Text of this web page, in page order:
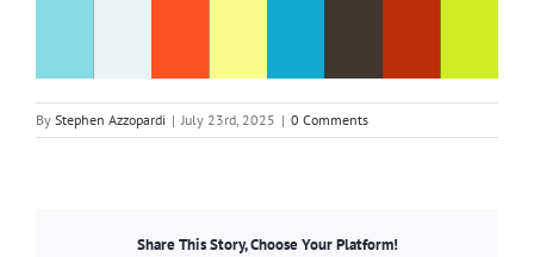
By Stephen Azzopardi | July 23rd, 2025 | 0 Comments
Share This Story, Choose Your Platform!